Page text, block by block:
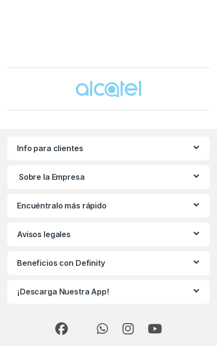
Brands Carousel
Info para clientes
Sobre la Empresa
Encuéntralo más rápido
Avisos legales
Beneficios con Definity
¡Descarga Nuestra App!